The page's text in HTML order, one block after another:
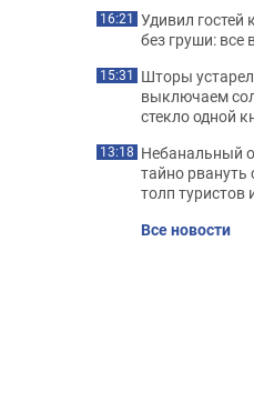
16:21 Удивил гостей
без груши: все
15:31 Шторы
выключаем
стекло одной
13:18 Небанальный
тайно рвануть
толп
Все новости